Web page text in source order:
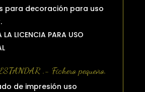
para decoración para uso
LA LICENCIA PARA USO
.- Fichero pequeño.
de impresión uso